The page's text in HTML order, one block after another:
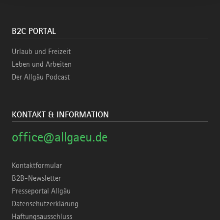
B2C PORTAL
Urlaub und Freizeit
Leben und Arbeiten
Der Allgäu Podcast
KONTAKT & INFORMATION
office@allgaeu.de
Kontaktformular
B2B-Newsletter
Presseportal Allgäu
Datenschutzerklärung
Haftungsausschluss